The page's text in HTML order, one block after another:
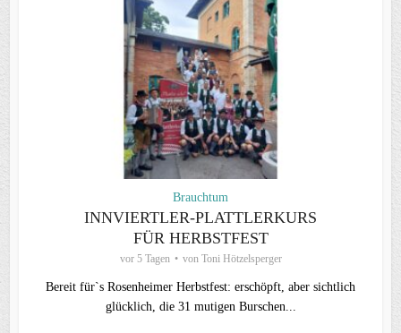
Brauchtum
INNVIERTLER-PLATTLERKURS
FÜR HERBSTFEST
vor 5 Tagen von Toni Hötzelsperger
Bereit für`s Rosenheimer Herbstfest: erschöpft, aber sichtlich
glücklich, die 31 mutigen Burschen...